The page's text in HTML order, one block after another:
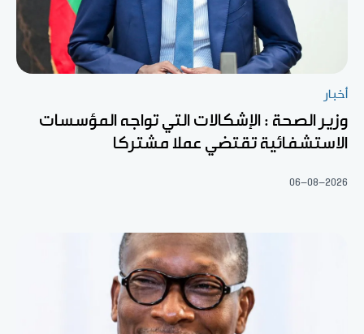
أخبار
وزير الصحة : الإشكالات التي تواجه المؤسسات
الاستشفائية تقتضي عملا مشتركا
06-08-2026